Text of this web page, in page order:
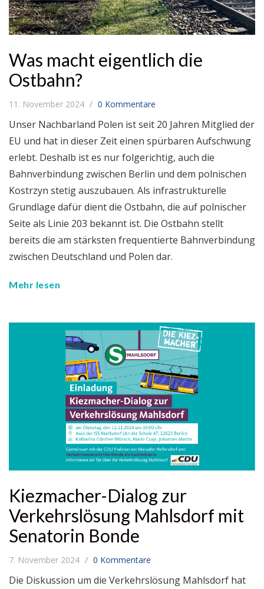
Was macht eigentlich die
Ostbahn?
11. November 2024 0 Kommentare
Unser Nachbarland Polen ist seit 20 Jahren Mitglied der
EU und hat in dieser Zeit einen spürbaren Aufschwung
erlebt. Deshalb ist es nur folgerichtig, auch die
Bahnverbindung zwischen Berlin und dem polnischen
Kostrzyn stetig auszubauen. Als infrastrukturelle
Grundlage dafür dient die Ostbahn, die auf polnischer
Seite als Linie 203 bekannt ist. Die Ostbahn stellt
bereits die am stärksten frequentierte Bahnverbindung
zwischen Deutschland und Polen dar.
Mehr lesen
Kiezmacher-Dialog zur
Verkehrslösung Mahlsdorf mit
Senatorin Bonde
7. November 2024 0 Kommentare
Die Diskussion um die Verkehrslösung Mahlsdorf hat